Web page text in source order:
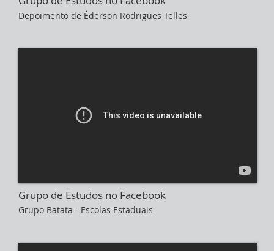
Depoimento de Éderson Rodrigues Telles
Grupo de Estudos no Facebook
Grupo Batata - Escolas Estaduais